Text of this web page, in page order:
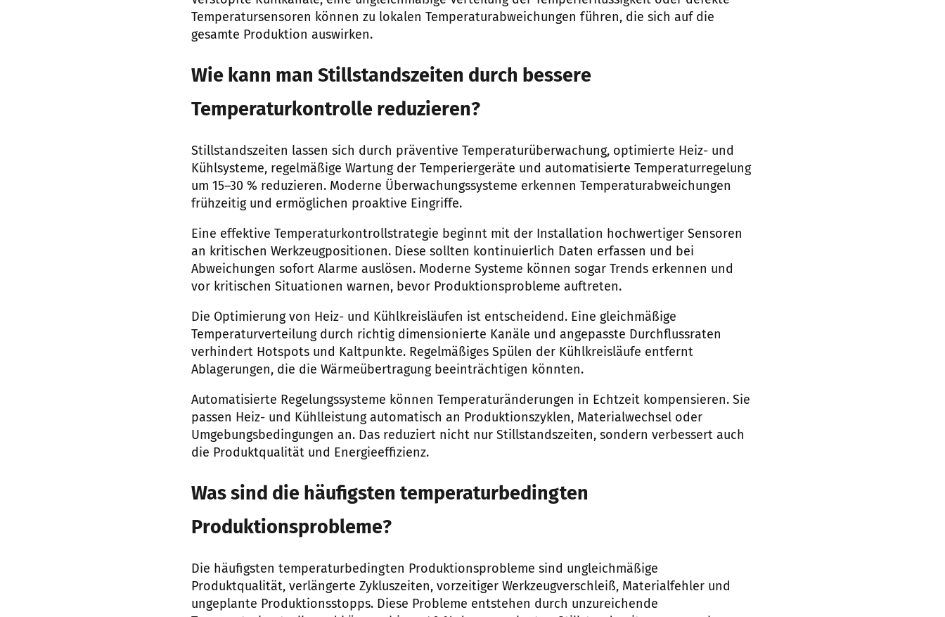
Temperatursensoren können zu lokalen Temperaturabweichungen führen, die sich auf die
gesamte Produktion auswirken.
Wie kann man Stillstandszeiten durch bessere
Temperaturkontrolle reduzieren?
Stillstandszeiten lassen sich durch präventive Temperaturüberwachung, optimierte Heiz- und
Kühlsysteme, regelmäßige Wartung der Temperiergeräte und automatisierte Temperaturregelung
um 15–30 % reduzieren. Moderne Überwachungssysteme erkennen Temperaturabweichungen
frühzeitig und ermöglichen proaktive Eingriffe.
Eine effektive Temperaturkontrollstrategie beginnt mit der Installation hochwertiger Sensoren
an kritischen Werkzeugpositionen. Diese sollten kontinuierlich Daten erfassen und bei
Abweichungen sofort Alarme auslösen. Moderne Systeme können sogar Trends erkennen und
vor kritischen Situationen warnen, bevor Produktionsprobleme auftreten.
Die Optimierung von Heiz- und Kühlkreisläufen ist entscheidend. Eine gleichmäßige
Temperaturverteilung durch richtig dimensionierte Kanäle und angepasste Durchflussraten
verhindert Hotspots und Kaltpunkte. Regelmäßiges Spülen der Kühlkreisläufe entfernt
Ablagerungen, die die Wärmeübertragung beeinträchtigen könnten.
Automatisierte Regelungssysteme können Temperaturänderungen in Echtzeit kompensieren. Sie
passen Heiz- und Kühlleistung automatisch an Produktionszyklen, Materialwechsel oder
Umgebungsbedingungen an. Das reduziert nicht nur Stillstandszeiten, sondern verbessert auch
die Produktqualität und Energieeffizienz.
Was sind die häufigsten temperaturbedingten
Produktionsprobleme?
Die häufigsten temperaturbedingten Produktionsprobleme sind ungleichmäßige
Produktqualität, verlängerte Zykluszeiten, vorzeitiger Werkzeugverschleiß, Materialfehler und
ungeplante Produktionsstopps. Diese Probleme entstehen durch unzureichende